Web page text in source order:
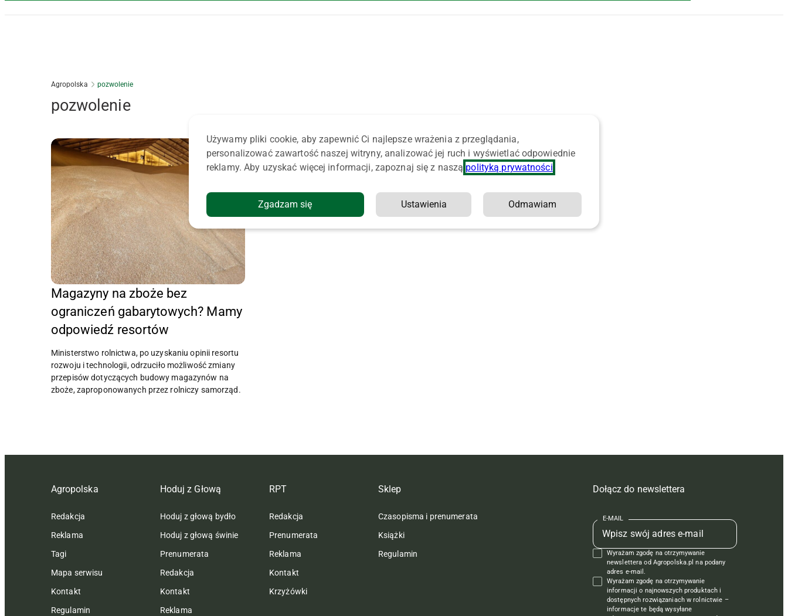
Agropolska pozwolenie
pozwolenie
Magazyny na zboże bez
ograniczeń gabarytowych? Mamy
odpowiedź resortów
Ministerstwo rolnictwa, po uzyskaniu opinii resortu
rozwoju i technologii, odrzuciło możliwość zmiany
przepisów dotyczących budowy magazynów na
zboże, zaproponowanych przez rolniczy samorząd.
Agropolska
Redakcja
Reklama
Tagi
Mapa serwisu
Kontakt
Regulamin
Hoduj z Głową
Hoduj z głową bydło
Hoduj z głową świnie
Prenumerata
Redakcja
Kontakt
Reklama
RPT
Redakcja
Prenumerata
Reklama
Kontakt
Krzyżówki
Sklep
Czasopisma i prenumerata
Książki
Regulamin
Dołącz do newslettera
E-MAIL
Wyrażam zgodę na otrzymywanie
newslettera od Agropolska.pl na podany
adres e-mail.
Wyrażam zgodę na otrzymywanie
informacji o najnowszych produktach i
dostępnych rozwiązaniach w rolnictwie –
informacje te będą wysyłane
Używamy pliki cookie, aby zapewnić Ci najlepsze wrażenia z przeglądania,
personalizować zawartość naszej witryny, analizować jej ruch i wyświetlać odpowiednie
reklamy. Aby uzyskać więcej informacji, zapoznaj się z naszą polityką prywatności
Zgadzam się Ustawienia Odmawiam